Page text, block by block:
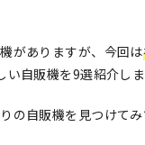
がありますが、今回は
自販機を9選紹介しま
の自販機を見つけてみ